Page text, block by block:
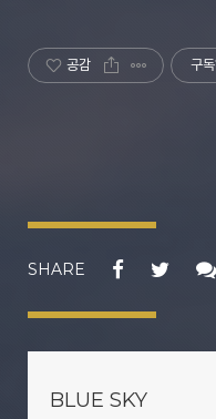
공감 구독
SHARE
BLUE SKY